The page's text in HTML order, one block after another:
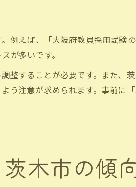
例えば、「大阪府教員採用試験
が多いです。
整することが必要です。また、
う注意が求められます。事前に
木市の傾